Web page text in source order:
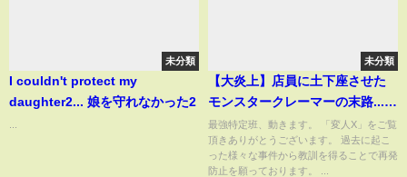
未分類
I couldn't protect my
daughter2... 娘を守れなかった2
未分類
【大炎上】店員に土下座させた
モンスタークレーマーの末路...
【しまむら土下座事件 ファミマ
土下座事件】
最強特定班、動きます。 「変人X」をご覧
頂きありがとうございます。 過去に起こ
った様々な事件から教訓を得ることで再発
防止を願っております。 ...